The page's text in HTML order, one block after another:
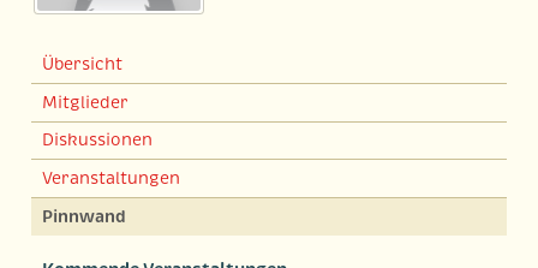
Übersicht
Mitglieder
Diskussionen
Veranstaltungen
Pinnwand